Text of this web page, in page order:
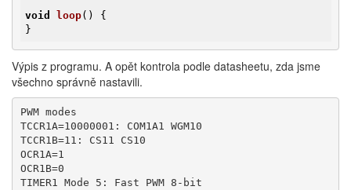
void loop()
{
}
Výpis z programu. A opět kontrola podle datasheetu, zda jsme
všechno správně nastavili.
PWM modes
TCCR1A=10000001: COM1A1 WGM10
TCCR1B=11: CS11 CS10
OCR1A=1
OCR1B=0
TIMER1 Mode 5: Fast PWM 8-bit